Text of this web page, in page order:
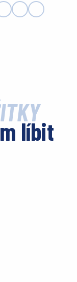
líbit